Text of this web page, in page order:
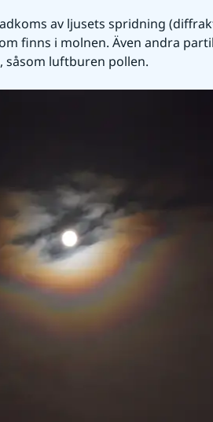
av ljusets spridning
finns i molnen. Även andra
såsom luftburen pollen.